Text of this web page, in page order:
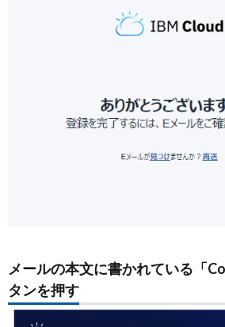
メールの本文に書かれている「
タンを押す